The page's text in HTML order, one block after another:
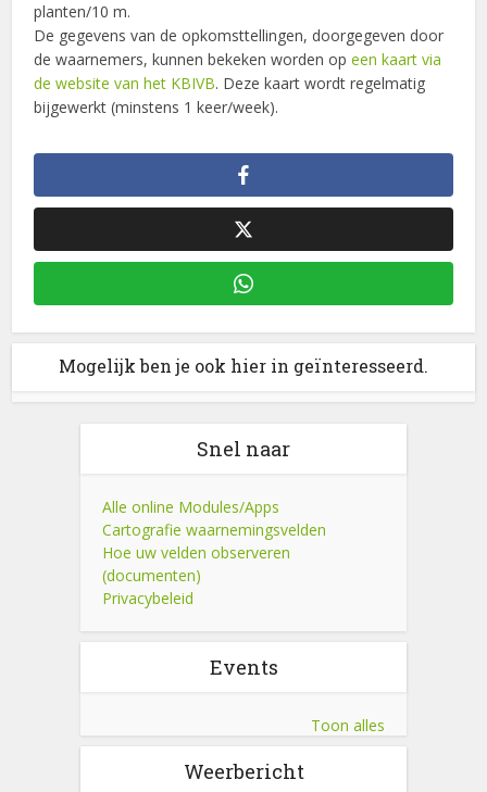
planten/10 m.
De gegevens van de opkomsttellingen, doorgegeven door
de waarnemers, kunnen bekeken worden opeen kaart via
de website van het KBIVB. Deze kaart wordt regelmatig
bijgewerkt (minstens 1 keer/week).
Mogelijk ben je ook hier in geïnteresseerd.
Snel naar
Alle online Modules/Apps
Cartografie waarnemingsvelden
Hoe uw velden observeren
(documenten)
Privacybeleid
Events
Toon alles
Weerbericht